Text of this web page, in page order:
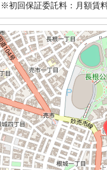
※初回保証委託料：月額賃